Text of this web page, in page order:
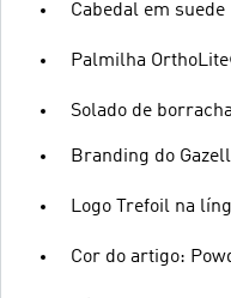
Cabedal em suede
Palmilha
Solado de borracha
Branding do
Logo Trefoil na
Cor do artigo: